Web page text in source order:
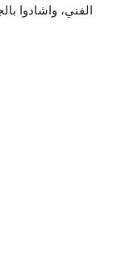
الفني، واشادوا